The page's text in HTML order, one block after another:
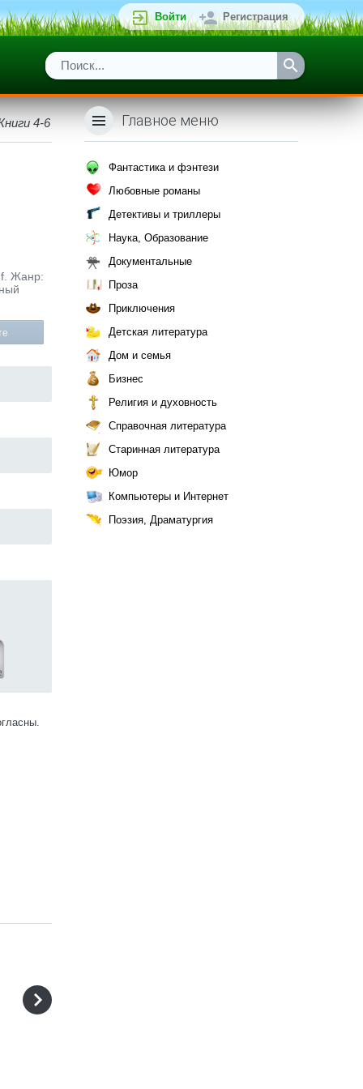
Войти Регистрация
4-6
Жанр:
Главное меню
Фантастика и фэнтези
Любовные романы
Детективы и триллеры
Наука, Образование
Документальные
Проза
Приключения
Детская литература
Дом и семья
Бизнес
Религия и духовность
Справочная литература
Старинная литература
Юмор
Компьютеры и Интернет
Поэзия, Драматургия